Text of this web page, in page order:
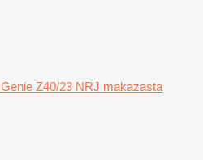
Genie Z40/23 NRJ makazasta